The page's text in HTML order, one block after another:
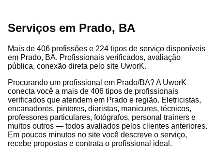
Serviços em Prado, BA
Mais de 406 profissões e 224 tipos de serviço disponíveis
em Prado, BA. Profissionais verificados, avaliação
pública, conexão direta pelo site UworK.
Procurando um profissional em Prado/BA? A UworK
conecta você a mais de 406 tipos de profissionais
verificados que atendem em Prado e região. Eletricistas,
encanadores, pintores, diaristas, manicures, técnicos,
professores particulares, fotógrafos, personal trainers e
muitos outros — todos avaliados pelos clientes anteriores.
Em poucos minutos no site você descreve o serviço,
recebe propostas e contrata o profissional ideal.